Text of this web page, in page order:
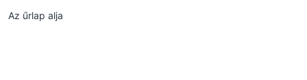
Az űrlap alja